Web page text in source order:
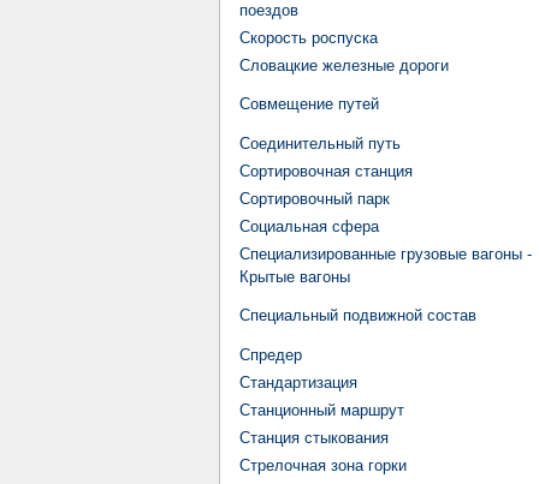
поездов
Скорость роспуска
Словацкие железные дороги
Совмещение путей
Соединительный путь
Сортировочная станция
Сортировочный парк
Социальная сфера
Специализированные грузовые вагоны -
Крытые вагоны
Специальный подвижной состав
Спредер
Стандартизация
Станционный маршрут
Станция стыкования
Стрелочная зона горки